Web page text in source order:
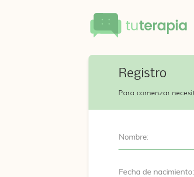
Registro
Para comenzar
Nombre:
Fecha de nacimiento: